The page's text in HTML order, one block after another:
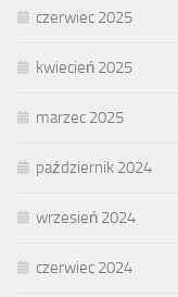
czerwiec 2025
kwiecień 2025
marzec 2025
październik 2024
wrzesień 2024
czerwiec 2024